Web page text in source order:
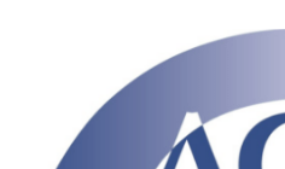
Zum Hauptinhalt